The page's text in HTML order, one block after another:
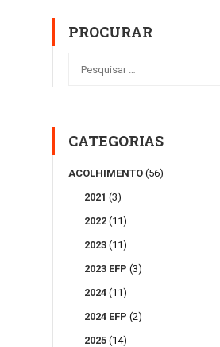
PROCURAR
CATEGORIAS
ACOLHIMENTO (56)
2021 (3)
2022 (11)
2023 (11)
2023 EFP (3)
2024 (11)
2024 EFP (2)
2025 (14)